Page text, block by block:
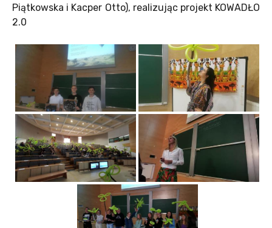
Piątkowska i Kacper Otto), realizując projekt KOWADŁO
2.0